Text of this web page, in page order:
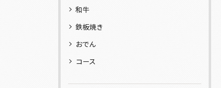
和牛
鉄板焼き
おでん
コース